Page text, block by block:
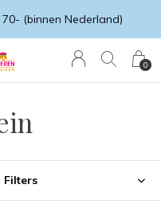
0
(binnen Nederland)
Filters